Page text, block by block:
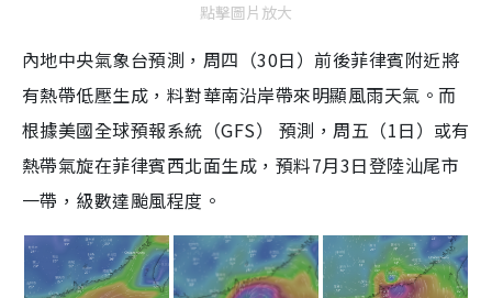
點擊圖片放大
內地中央氣象台預測，周四（30日）前後菲律賓附近將
有熱帶低壓生成，料對華南沿岸帶來明顯風雨天氣。而
根據美國全球預報系統（GFS） 預測，周五（1日）或有
熱帶氣旋在菲律賓西北面生成，預料7月3日登陸汕尾市
一帶，級數達颱風程度。